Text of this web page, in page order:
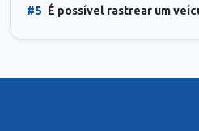
#5 É possível rastrear um